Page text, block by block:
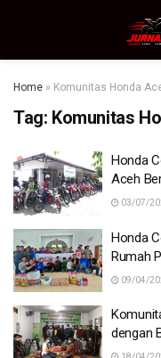
Home » Komunitas Honda
Tag: Komunitas
Honda
Aceh
03/07/
Honda
Rumah
09/04/
dengan